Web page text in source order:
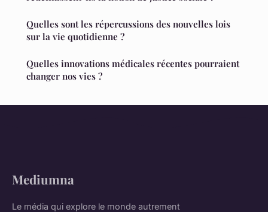
Quelles sont les répercussions des nouvelles lois
sur la vie quotidienne ?
Quelles innovations médicales récentes pourraient
changer nos vies ?
Mediumna
Le média qui explore le monde autrement